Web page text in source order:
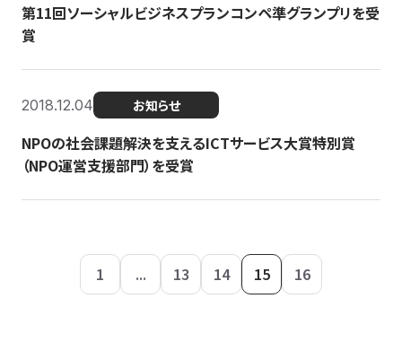
第11回ソーシャルビジネスプランコンペ準グランプリを受
賞
2018.12.04 お知らせ
NPOの社会課題解決を支えるICTサービス大賞特別賞
（NPO運営支援部門）を受賞
1 ... 13 14 15 16